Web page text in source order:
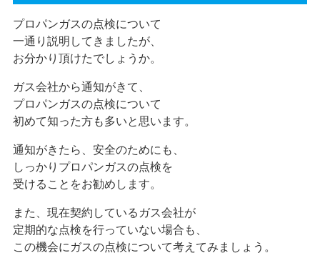
プロパンガスの点検について
一通り説明してきましたが、
お分かり頂けたでしょうか。
ガス会社から通知がきて、
プロパンガスの点検について
初めて知った方も多いと思います。
通知がきたら、安全のためにも、
しっかりプロパンガスの点検を
受けることをお勧めします。
また、現在契約しているガス会社が
定期的な点検を行っていない場合も、
この機会にガスの点検について考えてみましょう。